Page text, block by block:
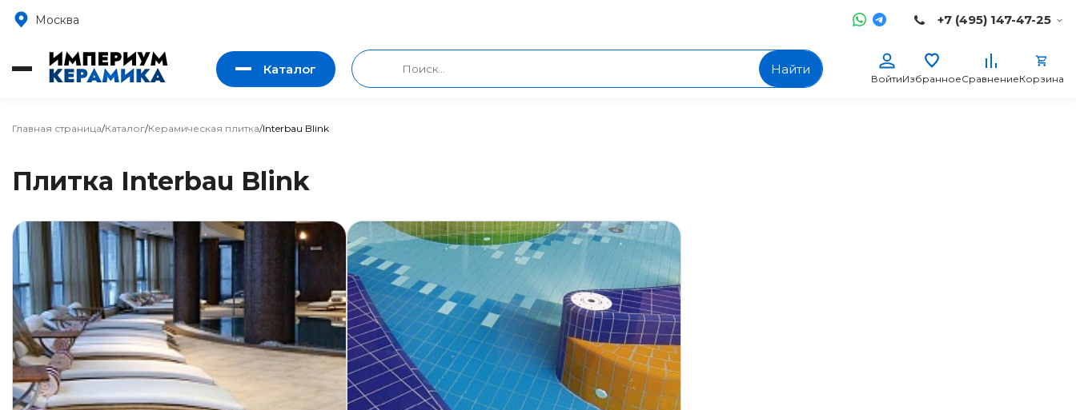
Москва +7 (495) 147-47-25
Каталог Найти
ВойтиИзбранноеСравнениеКорзина
Главная страница/Каталог/Керамическая плитка/Interbau Blink
Плитка Interbau Blink